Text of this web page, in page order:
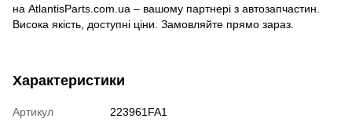
на AtlantisParts.com.ua – вашому партнері з автозапчастин.
Висока якість, доступні ціни. Замовляйте прямо зараз.
Характеристики
Артикул
223961FA1